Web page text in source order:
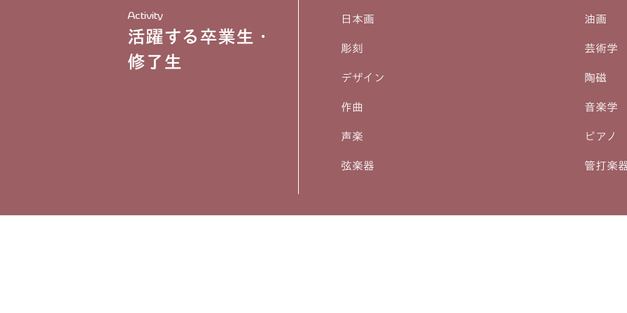
Activity
活躍する卒業生・
修了生
日本画 油画
彫刻 芸術学
デザイン 陶磁
作曲 音楽学
声楽 ピアノ
弦楽器 管打楽